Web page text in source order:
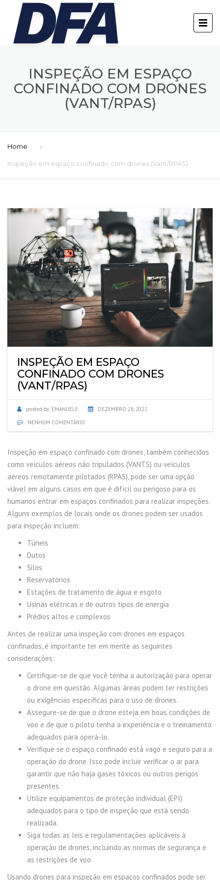
INSPEÇÃO EM ESPAÇO
CONFINADO COM DRONES
(VANT/RPAS)
Home
Inspeção em espaço confinado com drones (Vant/RPAS)
INSPEÇÃO EM ESPAÇO
CONFINADO COM DRONES
(VANT/RPAS)
posted by: EMANUELE
DEZEMBRO 28, 2022
NENHUM COMENTÁRIO
Inspeção em espaço confinado com drones, também conhecidos
como veículos aéreos não tripulados (VANTS) ou veículos
aéreos remotamente pilotados (RPAS), pode ser uma opção
viável em alguns casos em que é difícil ou perigoso para os
humanos entrar em espaços confinados para realizar inspeções.
Alguns exemplos de locais onde os drones podem ser usados
para inspeção incluem:
Túneis
Dutos
Silos
Reservatórios
Estações de tratamento de água e esgoto
Usinas elétricas e de outros tipos de energia
Prédios altos e complexos
Antes de realizar uma inspeção com drones em espaços
confinados, é importante ter em mente as seguintes
considerações:
Certifique-se de que você tenha a autorização para operar
o drone em questão. Algumas áreas podem ter restrições
ou exigências específicas para o uso de drones.
Assegure-se de que o drone esteja em boas condições de
voo e de que o piloto tenha a experiência e o treinamento
adequados para operá-lo.
Verifique se o espaço confinado está vago e seguro para a
operação do drone. Isso pode incluir verificar o ar para
garantir que não haja gases tóxicos ou outros perigos
presentes.
Utilize equipamentos de proteção individual (EPI)
adequados para o tipo de inspeção que está sendo
realizada.
Siga todas as leis e regulamentações aplicáveis à
operação de drones, incluindo as normas de segurança e
as restrições de voo.
Usando drones para inspeção em espaços confinados pode ser